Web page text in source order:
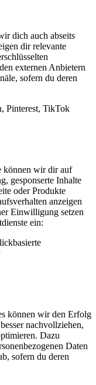
dich auch abseits
dir relevante
externen Anbietern
sofern du deren
Pinterest, TikTok
können wir dir auf
gesponserte Inhalte
oder Produkte
anzeigen
Einwilligung setzen
ein:
können wir den Erfolg
nachvollziehen,
Dazu
Daten
sofern du deren